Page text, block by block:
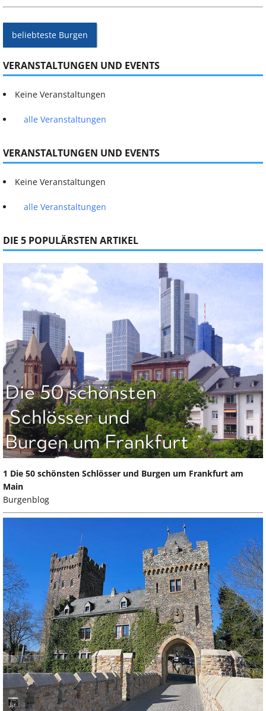
beliebteste Burgen
VERANSTALTUNGEN UND EVENTS
Keine Veranstaltungen
alle Veranstaltungen
VERANSTALTUNGEN UND EVENTS
Keine Veranstaltungen
alle Veranstaltungen
DIE 5 POPULÄRSTEN ARTIKEL
1 Die 50 schönsten Schlösser und Burgen um Frankfurt am
Main
Burgenblog